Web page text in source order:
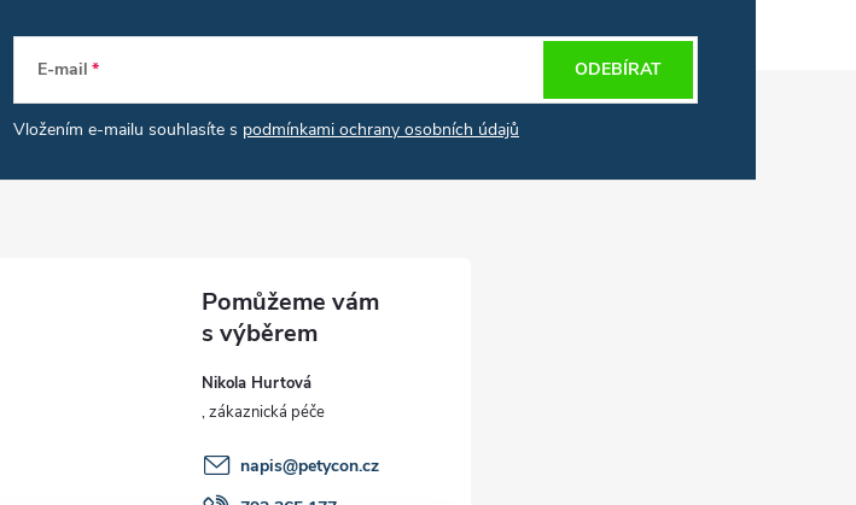
E-mail
Vložením e-mailu souhlasíte s podmínkami ochrany osobních údajů
ODEBÍRAT
Nikola Hurtová
napis@petycon.cz